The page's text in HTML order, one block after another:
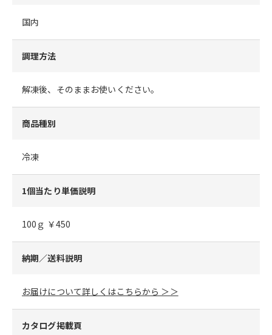
国内
調理方法
解凍後、そのままお使いください。
商品種別
冷凍
1個当たり単価説明
100ｇ ￥450
納期／送料説明
お届けについて詳しくはこちらから ＞＞
カタログ掲載頁